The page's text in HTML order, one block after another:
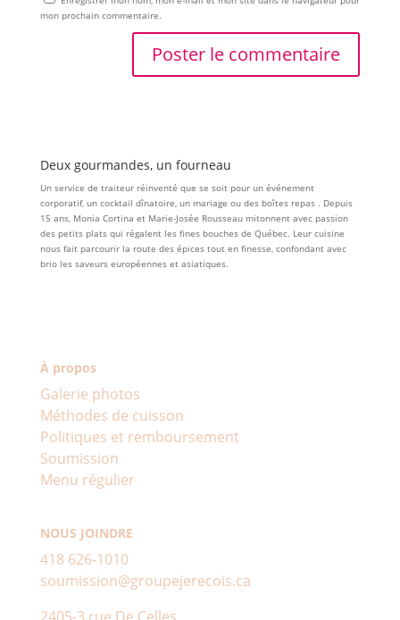
mon prochain commentaire.
Deux gourmandes, un fourneau
Un service de traiteur réinventé que se soit pour un événement
corporatif, un cocktail dînatoire, un mariage ou des boîtes repas . Depuis
15 ans, Monia Cortina et Marie-Josée Rousseau mitonnent avec passion
des petits plats qui régalent les fines bouches de Québec. Leur cuisine
nous fait parcourir la route des épices tout en finesse, confondant avec
brio les saveurs européennes et asiatiques.
À propos
Galerie photos
Méthodes de cuisson
Politiques et remboursement
Soumission
Menu régulier
NOUS JOINDRE
418 626-1010
soumission@groupejerecois.ca